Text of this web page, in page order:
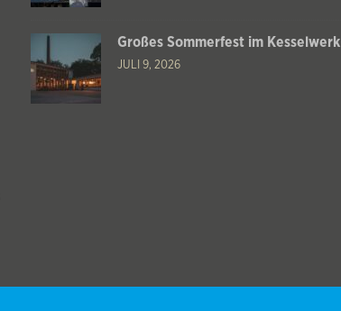
Großes Sommerfest im Kesselwerk
JULI 9, 2026